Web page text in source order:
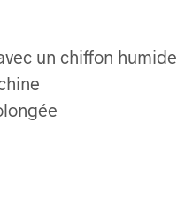
un chiffon humide